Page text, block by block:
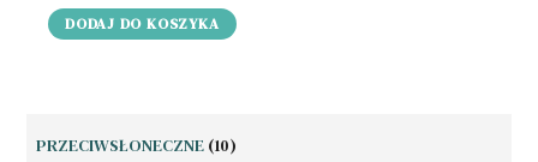
DODAJ DO KOSZYKA
PRZECIWSŁONECZNE 1010